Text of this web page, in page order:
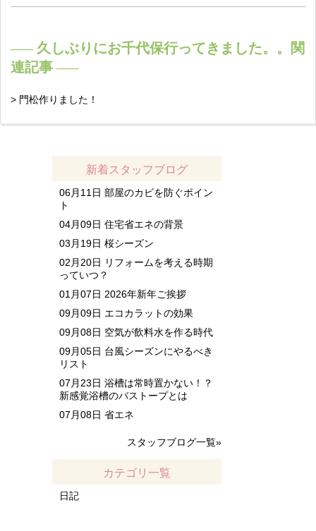
久しぶりにお千代保行ってきました。。関
連記事
> 門松作りました！
新着スタッフブログ
06月11日 部屋のカビを防ぐポイン
ト
04月09日 住宅省エネの背景
03月19日 桜シーズン
02月20日 リフォームを考える時期
っていつ？
01月07日 2026年新年ご挨拶
09月09日 エコカラットの効果
09月08日 空気が飲料水を作る時代
09月05日 台風シーズンにやるべき
リスト
07月23日 浴槽は常時置かない！？
新感覚浴槽のバストープとは
07月08日 省エネ
スタッフブログ一覧»
カテゴリ一覧
日記